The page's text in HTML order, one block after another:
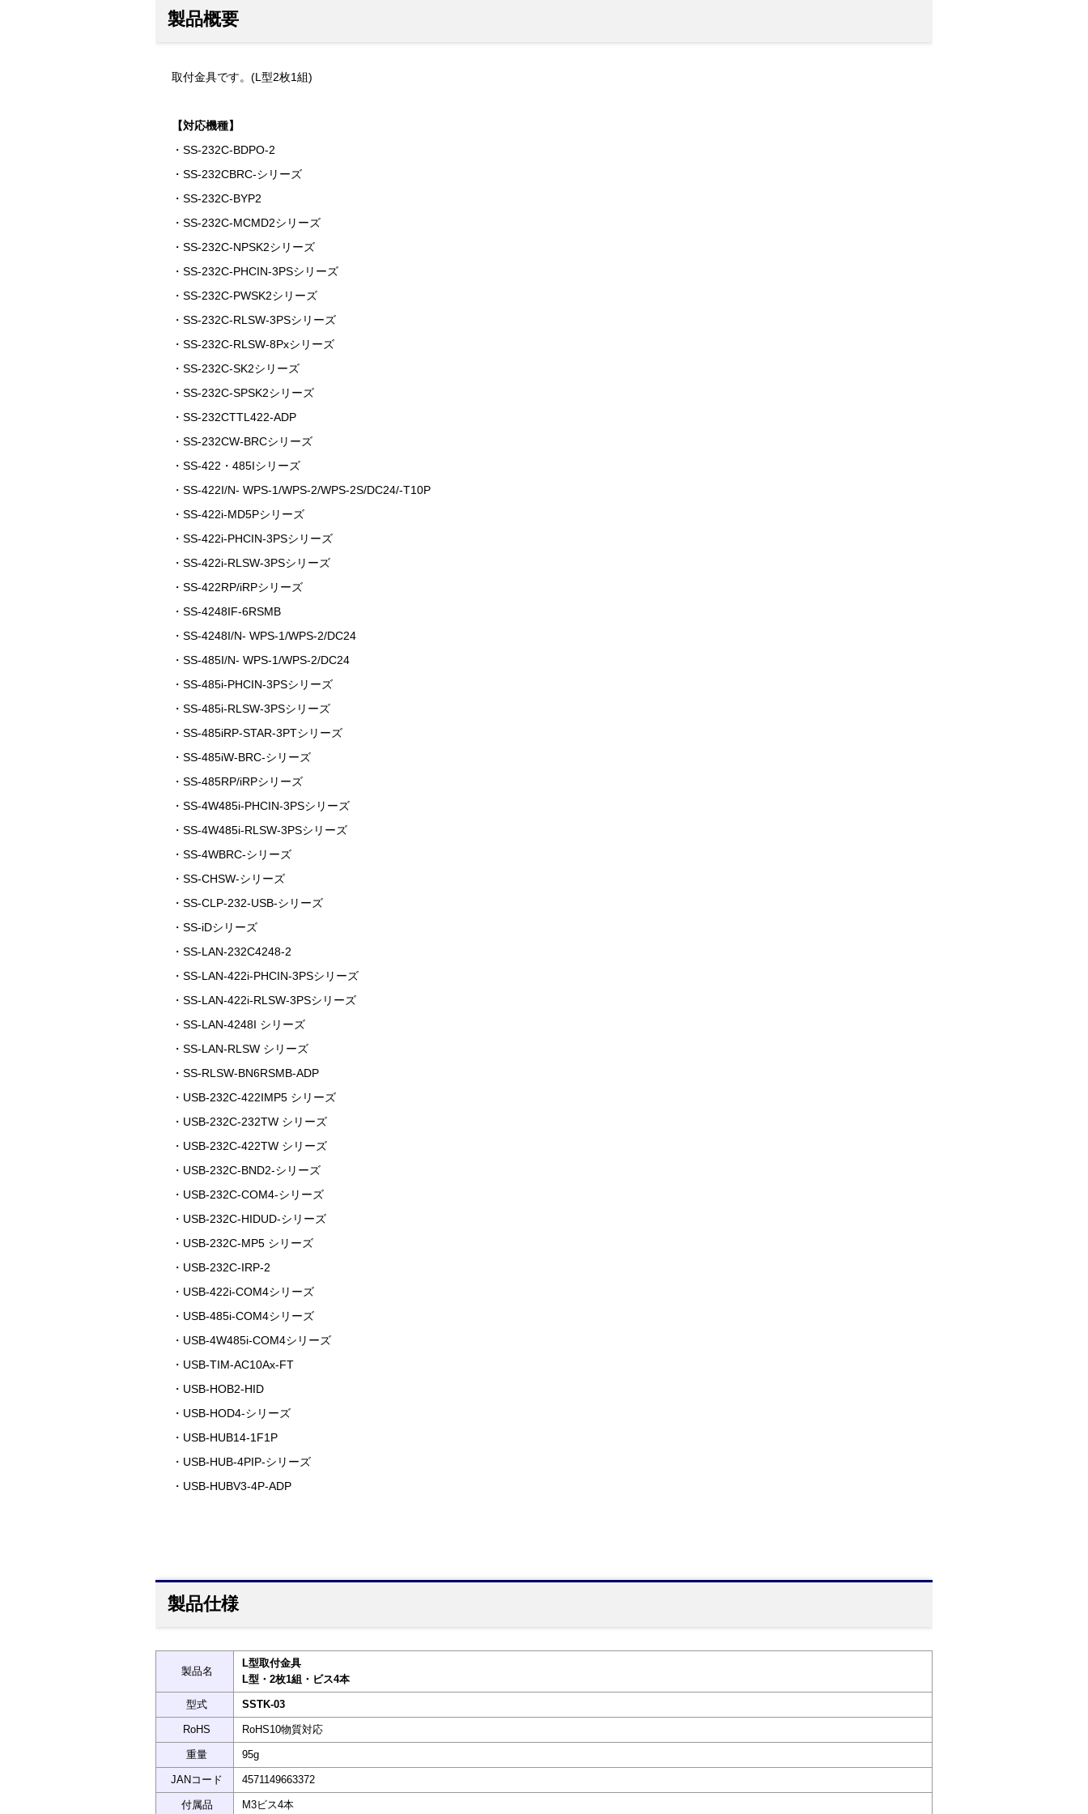
製品概要
取付金具です。(L型2枚1組)
【対応機種】
・SS-232C-BDPO-2
・SS-232CBRC-シリーズ
・SS-232C-BYP2
・SS-232C-MCMD2シリーズ
・SS-232C-NPSK2シリーズ
・SS-232C-PHCIN-3PSシリーズ
・SS-232C-PWSK2シリーズ
・SS-232C-RLSW-3PSシリーズ
・SS-232C-RLSW-8Pxシリーズ
・SS-232C-SK2シリーズ
・SS-232C-SPSK2シリーズ
・SS-232CTTL422-ADP
・SS-232CW-BRCシリーズ
・SS-422・485Iシリーズ
・SS-422I/N- WPS-1/WPS-2/WPS-2S/DC24/-T10P
・SS-422i-MD5Pシリーズ
・SS-422i-PHCIN-3PSシリーズ
・SS-422i-RLSW-3PSシリーズ
・SS-422RP/iRPシリーズ
・SS-4248IF-6RSMB
・SS-4248I/N- WPS-1/WPS-2/DC24
・SS-485I/N- WPS-1/WPS-2/DC24
・SS-485i-PHCIN-3PSシリーズ
・SS-485i-RLSW-3PSシリーズ
・SS-485iRP-STAR-3PTシリーズ
・SS-485iW-BRC-シリーズ
・SS-485RP/iRPシリーズ
・SS-4W485i-PHCIN-3PSシリーズ
・SS-4W485i-RLSW-3PSシリーズ
・SS-4WBRC-シリーズ
・SS-CHSW-シリーズ
・SS-CLP-232-USB-シリーズ
・SS-iDシリーズ
・SS-LAN-232C4248-2
・SS-LAN-422i-PHCIN-3PSシリーズ
・SS-LAN-422i-RLSW-3PSシリーズ
・SS-LAN-4248I シリーズ
・SS-LAN-RLSW シリーズ
・SS-RLSW-BN6RSMB-ADP
・USB-232C-422IMP5 シリーズ
・USB-232C-232TW シリーズ
・USB-232C-422TW シリーズ
・USB-232C-BND2-シリーズ
・USB-232C-COM4-シリーズ
・USB-232C-HIDUD-シリーズ
・USB-232C-MP5 シリーズ
・USB-232C-IRP-2
・USB-422i-COM4シリーズ
・USB-485i-COM4シリーズ
・USB-4W485i-COM4シリーズ
・USB-TIM-AC10Ax-FT
・USB-HOB2-HID
・USB-HOD4-シリーズ
・USB-HUB14-1F1P
・USB-HUB-4PIP-シリーズ
・USB-HUBV3-4P-ADP
製品仕様
製品名
L型取付金具
L型・2枚1組・ビス4本
型式 SSTK-03
RoHS RoHS10物質対応
重量 95g
JANコード 4571149663372
付属品 M3ビス4本